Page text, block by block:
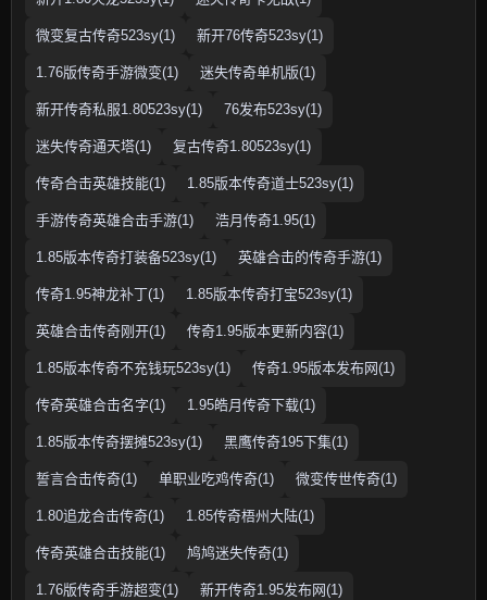
微变复古传奇523sy(1) 新开76传奇523sy(1)
1.76版传奇手游微变(1) 迷失传奇单机版(1)
新开传奇私服1.80523sy(1) 76发布523sy(1)
迷失传奇通天塔(1) 复古传奇1.80523sy(1)
传奇合击英雄技能(1) 1.85版本传奇道士523sy(1)
手游传奇英雄合击手游(1) 浩月传奇1.95(1)
1.85版本传奇打装备523sy(1) 英雄合击的传奇手游(1)
传奇1.95神龙补丁(1) 1.85版本传奇打宝523sy(1)
英雄合击传奇刚开(1) 传奇1.95版本更新内容(1)
1.85版本传奇不充钱玩523sy(1) 传奇1.95版本发布网(1)
传奇英雄合击名字(1) 1.95皓月传奇下载(1)
1.85版本传奇摆摊523sy(1) 黑鹰传奇195下集(1)
誓言合击传奇(1) 单职业吃鸡传奇(1) 微变传世传奇(1)
1.80追龙合击传奇(1) 1.85传奇梧州大陆(1)
传奇英雄合击技能(1) 鸠鸠迷失传奇(1)
1.76版传奇手游超变(1) 新开传奇1.95发布网(1)